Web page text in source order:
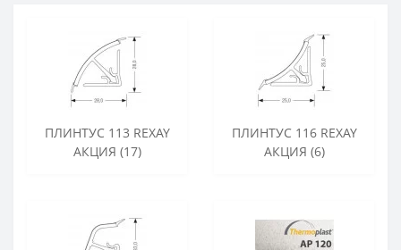
ПЛИНТУС 113 REXAY
АКЦИЯ (17)
ПЛИНТУС 116 REXAY
АКЦИЯ (6)